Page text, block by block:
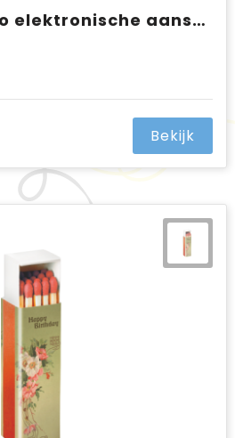
Zorr Slider Piezo elektronische aansteker metalic, navulbaar
Bekijk